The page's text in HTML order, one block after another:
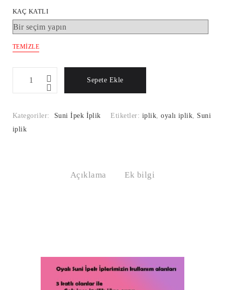
KAÇ KATLI
TEMIZLE
Renk
Kodu:794
Sepete Ekle
Kategoriler: Suni İpek İplik Etiketler: iplik,oyalı iplik, Suni
iplik
Açıklama Ek bilgi